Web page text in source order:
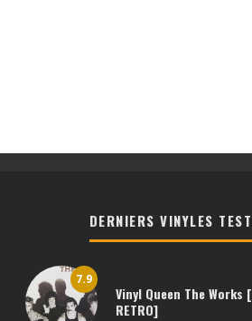
DERNIERS VINYLES
7.9
Vinyl Queen The Works
RETRO]